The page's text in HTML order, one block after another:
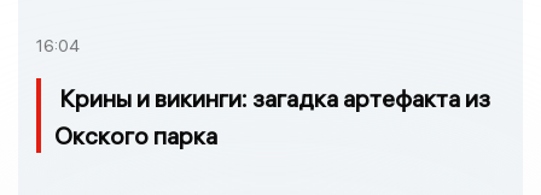
16:04
Крины и викинги: загадка артефакта из
Окского парка